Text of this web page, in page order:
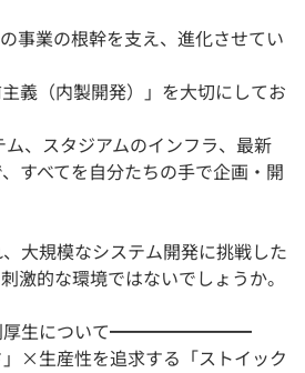
事業の根幹を支え、進化させてい
義（内製開発）」を大切にしてお
ム、スタジアムのインフラ、最新
すべてを自分たちの手で企画・開
大規模なシステム開発に挑戦した
激的な環境ではないでしょうか。
生について━━━━━━━━
×生産性を追求する「ストイック